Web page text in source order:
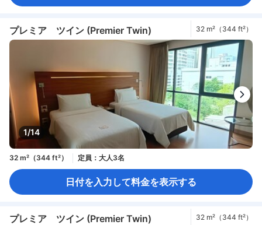
プライベートエントランス
ベッド近くにコンセント
モーニングコール リネン類
快眠グッズ
傘
遮光カーテン 手指消毒ジェル提供 防音設備
ミニバー
飲料水ボトル（無料）
無料ティーバッグ
ワークスペース（ノートパソコン使用可）
高層階
最上階リクエスト可
書斎デスク 畳エリア
専用ダイニングルーム
窓側
低層階リクエスト可
木床
アイロン設備
クローゼット ズボンプレッサー 洋服掛け
外廊下
エレベーター利用
セーフティボックス（客室内）
ロッカー
安全/セキュリティ対策
一酸化炭素警報器 煙感知器
階段利用
救急箱
禁煙 個別エアコン 消火器
プレミア ツイン (Premier Twin) 32 m²（344 ft²）
1/14
32 m²（344 ft²） 定員：大人3名
日付を入力して料金を表示する
プレミア ツイン (Premier Twin) 32 m²（344 ft²）